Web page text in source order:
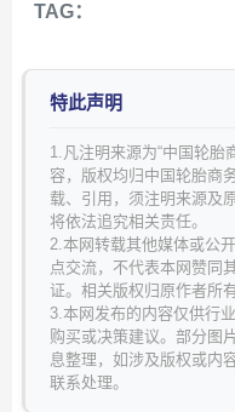
TAG：
特此声明
1.凡注明来源为“中国轮胎
容，版权均归中国轮胎商
载、引用，须注明来源及
将依法追究相关责任。
2.本网转载其他媒体或公
点交流，不代表本网赞同
证。相关版权归原作者所
3.本网发布的内容仅供行
购买或决策建议。部分图
息整理，如涉及版权或内
联系处理。